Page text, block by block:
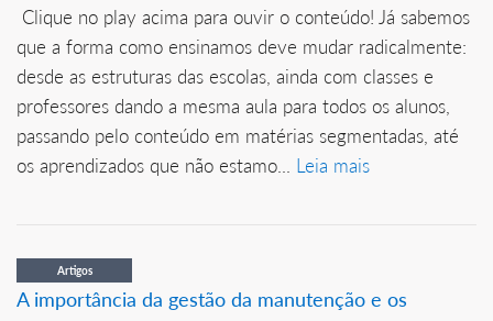
Clique no play acima para ouvir o conteúdo! Já sabemos
que a forma como ensinamos deve mudar radicalmente:
desde as estruturas das escolas, ainda com classes e
professores dando a mesma aula para todos os alunos,
passando pelo conteúdo em matérias segmentadas, até
os aprendizados que não estamo... Leia mais
Artigos
A importância da gestão da manutenção e os